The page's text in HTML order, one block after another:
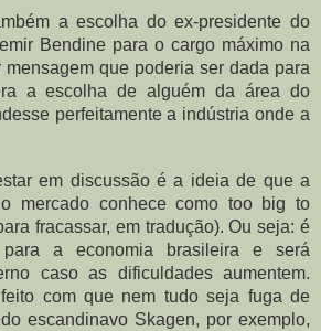
a escolha do ex-presidente do
Bendine para o cargo máximo na
mensagem que poderia ser dada para
a escolha de alguém da área do
perfeitamente a indústria onde a
em discussão é a ideia de que a
mercado conhece como too big to
fracassar, em tradução).Ou seja: é
para a economia brasileira e será
caso as dificuldades aumentem.
com que nem tudo seja fuga de
escandinavo Skagen, por exemplo,